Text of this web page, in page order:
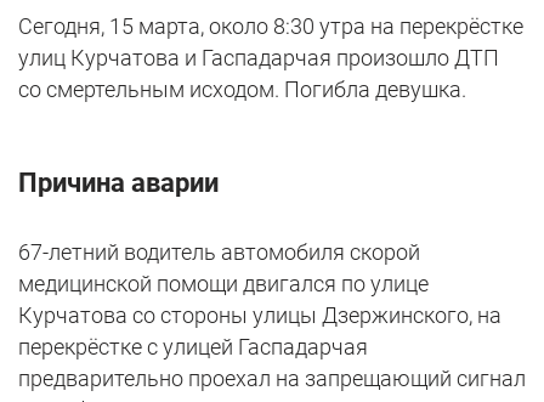
Сегодня, 15 марта, около 8:30 утра на перекрёстке
улиц Курчатова и Гаспадарчая произошло ДТП
со смертельным исходом. Погибла девушка.
Причина аварии
67-летний водитель автомобиля скорой
медицинской помощи двигался по улице
Курчатова со стороны улицы Дзержинского, на
перекрёстке с улицей Гаспадарчая
предварительно проехал на запрещающий сигнал